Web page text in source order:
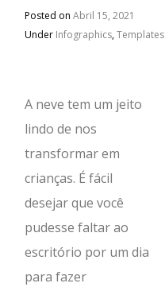
Posted onAbril 15, 2021
Under Infographics,Templates
A neve tem um jeito
lindo de nos
transformar em
crianças. É fácil
desejar que você
pudesse faltar ao
escritório por um dia
para fazer